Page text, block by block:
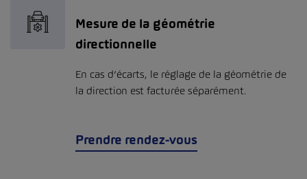
Mesure de la géométrie
directionnelle
En cas d’écarts, le réglage de la géométrie de
la direction est facturée séparément.
Prendre rendez-vous